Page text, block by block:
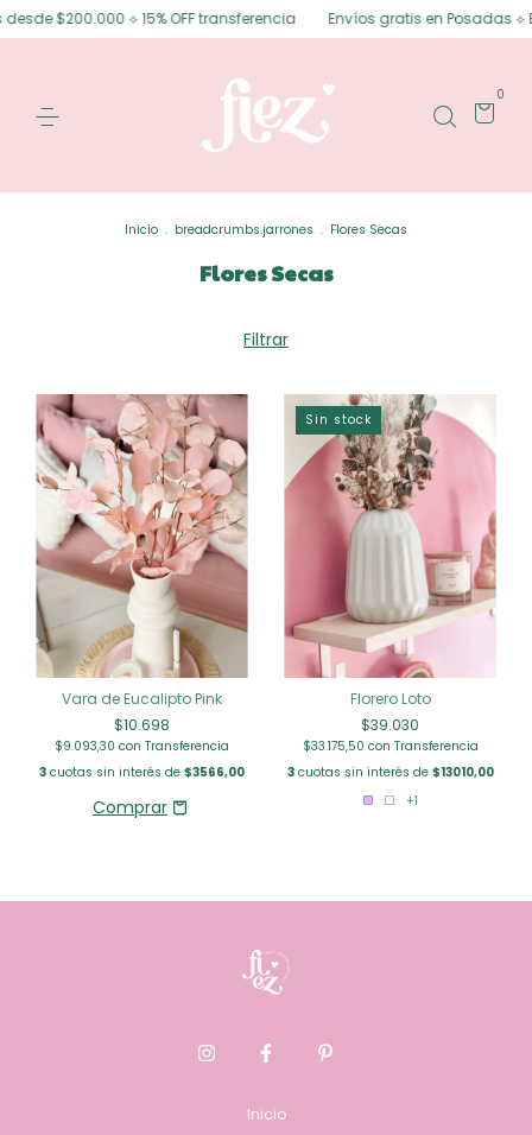
$200.000 ⟡ 15% OFF transferencia Envíos gratis en Posadas ⟡
0
Inicio . breadcrumbs.jarrones . Flores Secas
Flores Secas
Filtrar
Vara de Eucalipto Pink
$10.698
$9.093,30 con Transferencia
3 cuotas sin interés de $3566,00
Sin stock
Florero Loto
$39.030
$33.175,50 con Transferencia
3cuotas sin interés de $13010,00
+1
Inicio